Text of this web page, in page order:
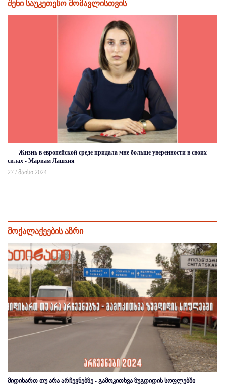
შენი საუკეთესო მომავლისთვის
Жизнь в европейской среде придала мне больше уверенности в своих
силах - Мариам Лашхия
27 / მაისი 2024
მოქალაქეების აზრი
მიდიხართ თუ არა არჩევნებზე - გამოკითხვა ზუგდიდის სოფლებში